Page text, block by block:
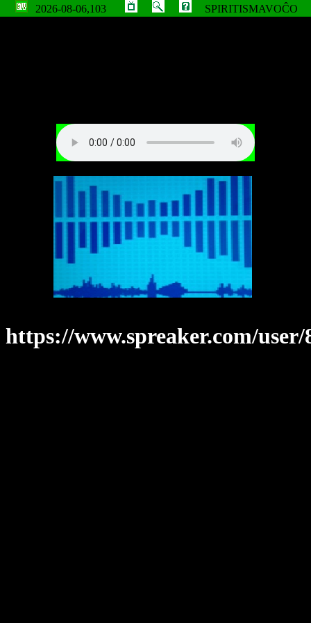
2026-08-06,103 SPIRITISMAVOĈO